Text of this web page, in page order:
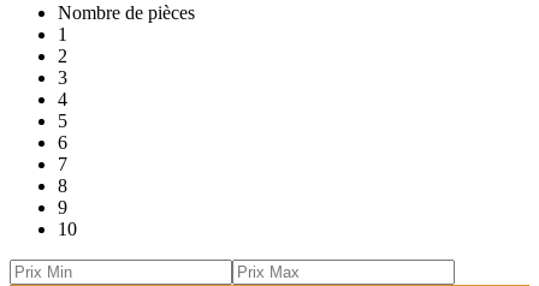
Nombre de pièces
1
2
3
4
5
6
7
8
9
10